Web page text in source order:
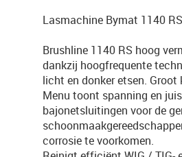
Lasmachine Bymat 1140 RS
Brushline 1140 RS hoog
dankzij hoogfrequente
licht en donker etsen.
Menu toont spanning en
bajonetsluitingen voor de
corrosie te voorkomen.